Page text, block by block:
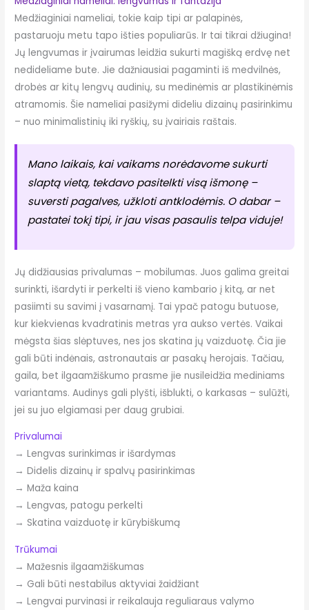
Medžiaginiai nameliai, tokie kaip tipi ar palapinės,
pastaruoju metu tapo išties populiarūs. Ir tai tikrai džiugina!
Jų lengvumas ir įvairumas leidžia sukurti magišką erdvę net
nedideliame bute. Jie dažniausiai pagaminti iš medvilnės,
drobės ar kitų lengvų audinių, su medinėmis ar plastikinėmis
atramomis. Šie nameliai pasižymi dideliu dizainų pasirinkimu
– nuo minimalistinių iki ryškių, su įvairiais raštais.
Mano laikais, kai vaikams norėdavome sukurti
slaptą vietą, tekdavo pasitelkti visą išmonę –
suversti pagalves, užkloti antklodėmis. O dabar –
pastatei tokį tipi, ir jau visas pasaulis telpa viduje!
Jų didžiausias privalumas – mobilumas. Juos galima greitai
surinkti, išardyti ir perkelti iš vieno kambario į kitą, ar net
pasiimti su savimi į vasarnamį. Tai ypač patogu butuose,
kur kiekvienas kvadratinis metras yra aukso vertės. Vaikai
mėgsta šias slėptuves, nes jos skatina jų vaizduotę. Čia jie
gali būti indėnais, astronautais ar pasakų herojais. Tačiau,
gaila, bet ilgaamžiškumo prasme jie nusileidžia mediniams
variantams. Audinys gali plyšti, išblukti, o karkasas – sulūžti,
jei su juo elgiamasi per daug grubiai.
Privalumai
→ Lengvas surinkimas ir išardymas
→ Didelis dizainų ir spalvų pasirinkimas
→ Maža kaina
→ Lengvas, patogu perkelti
→ Skatina vaizduotę ir kūrybiškumą
Trūkumai
→ Mažesnis ilgaamžiškumas
→ Gali būti nestabilus aktyviai žaidžiant
→ Lengvai purvinasi ir reikalauja reguliaraus valymo